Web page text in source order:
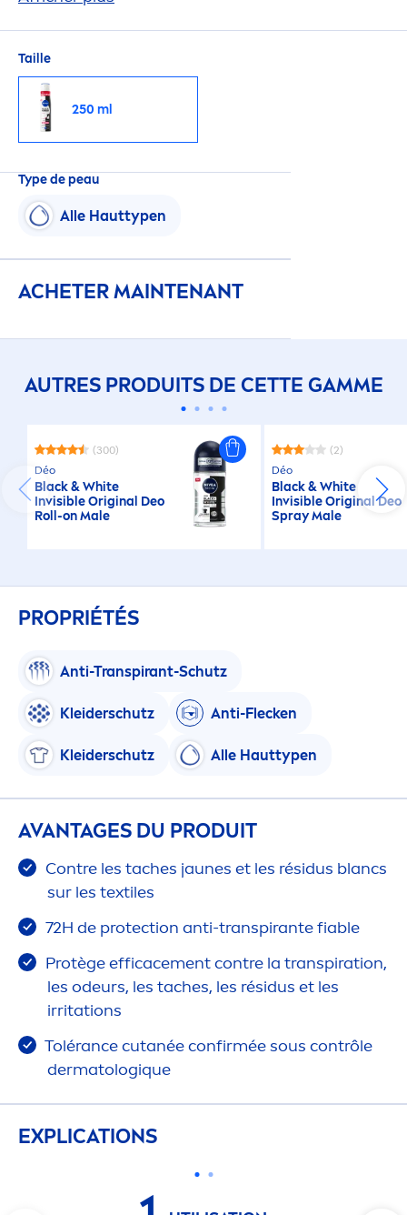
Taille
250 ml
Type de peau
Alle Hauttypen
ACHETER MAINTENANT
AUTRES PRODUITS DE CETTE GAMME
(300)
Déo
Black&White
InvisibleOriginal Deo
Roll-on Male
(2)
Déo
Black&White
InvisibleOriginalDeo
Spray Male
PROPRIÉTÉS
Anti-Transpirant-Schutz
Kleiderschutz Anti-Flecken
Kleiderschutz Alle Hauttypen
AVANTAGES DU PRODUIT
Contre les taches jaunes et les résidus blancs
sur les textiles
72H de protection anti-transpirante fiable
Protège efficacement contre la transpiration,
les odeurs, les taches, les résidus et les
irritations
Tolérance cutanée confirmée sous contrôle
dermatologique
EXPLICATIONS